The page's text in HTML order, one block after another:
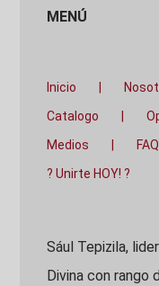
MENÚ
Inicio
Catalogo
Medios
? Unirte HOY! ?
Sául Tepizila,
Divina con rango